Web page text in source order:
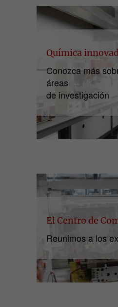
Química
Conozca más
áreas
de investigación
El Centro de
Reunimos a los